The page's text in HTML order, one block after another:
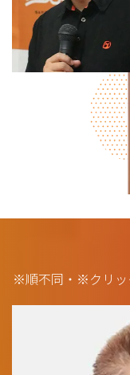
※順不同・※クリッ